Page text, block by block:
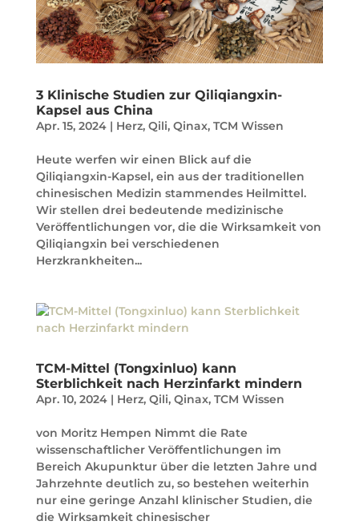
3 Klinische Studien zur Qiliqiangxin-
Kapsel aus China
Apr. 15, 2024| Herz, Qili, Qinax, TCM Wissen
Heute werfen wir einen Blick auf die
Qiliqiangxin-Kapsel, ein aus der traditionellen
chinesischen Medizin stammendes Heilmittel.
Wir stellen drei bedeutende medizinische
Veröffentlichungen vor, die die Wirksamkeit von
Qiliqiangxin bei verschiedenen
Herzkrankheiten...
TCM-Mittel (Tongxinluo) kann
Sterblichkeit nach Herzinfarkt mindern
Apr. 10, 2024| Herz, Qili, Qinax, TCM Wissen
von Moritz Hempen Nimmt die Rate
wissenschaftlicher Veröffentlichungen im
Bereich Akupunktur über die letzten Jahre und
Jahrzehnte deutlich zu, so bestehen weiterhin
nur eine geringe Anzahl klinischer Studien, die
die Wirksamkeit chinesischer